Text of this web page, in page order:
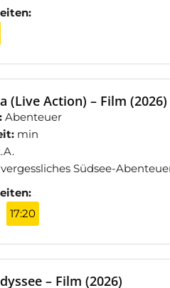
(Live Action) – Film (2026)
Abenteuer
min
Südsee-
17:20
– Film (2026)